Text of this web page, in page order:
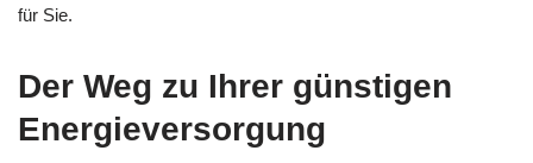
für Sie.
Der Weg zu Ihrer günstigen
Energieversorgung